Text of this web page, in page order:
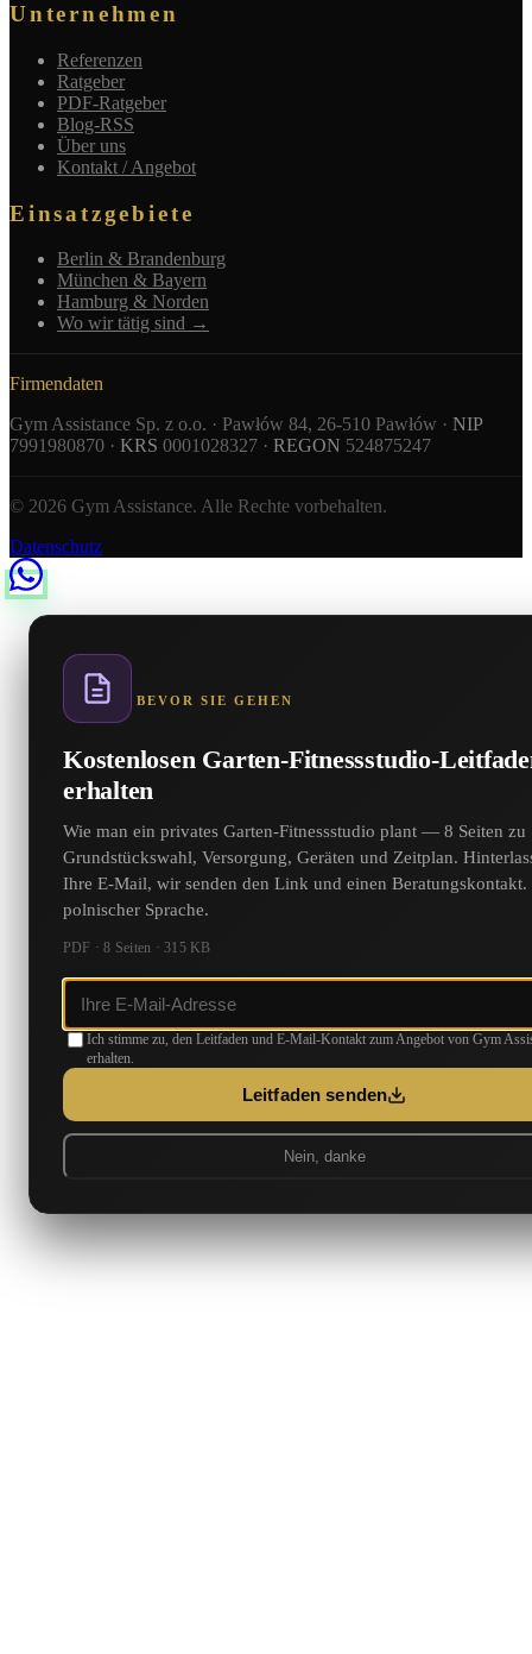
Unternehmen
Referenzen
Ratgeber
PDF-Ratgeber
Blog-RSS
Über uns
Kontakt / Angebot
Einsatzgebiete
Berlin & Brandenburg
München & Bayern
Hamburg & Norden
Wo wir tätig sind →
Firmendaten
Gym Assistance Sp. z o.o. · Pawłów 84, 26-510 Pawłów · NIP
7991980870 · KRS 0001028327 · REGON 524875247
© 2026 Gym Assistance. Alle Rechte vorbehalten.
Datenschutz
BEVOR SIE GEHEN
Kostenlosen Garten-Fitnessstudio-
erhalten
Wie man ein privates Garten-Fitnessstudio plant — 8 Seiten zu
Grundstückswahl, Versorgung, Geräten und Zeitplan.
Ihre E-Mail, wir senden den Link und einen Beratungskontakt.
polnischer Sprache.
PDF · 8 Seiten · 315 KB
Ich stimme zu, den Leitfaden und E-Mail-Kontakt zum Angebot von Gym
erhalten.
Leitfaden senden
Nein, danke